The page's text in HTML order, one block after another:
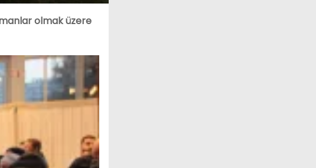
olmak üzere